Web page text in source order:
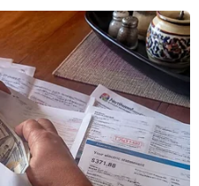
Syria
#Mỹ tấn công Syria
#tin tức 24h
#tin tức thời sự
#tin tức hot
#an ninh
#thời sự hôm nay
#truy nã
#công an
#vụ án